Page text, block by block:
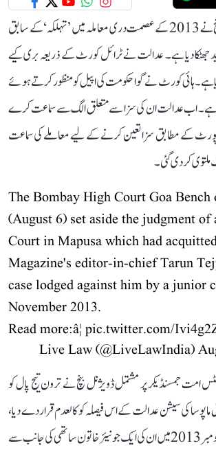
بامبے ہائی کورٹ کی گوا بنچ نے 2013 کے عصمت دری معاملہ میں ’تہلکہ‘ کے سابق
جھٹکا دیا ہے۔ عدالت نے ٹرائل کورٹ کے ذریعہ بری کیے
ہے۔ ہائی کورٹ نے گوا حکومت کی اپیل کو منظور کرتے ہوئے
ہے۔ اب عدالت ان کی سزا سے متعلق الگ سے سماعت کرے
رپورٹ کے مطابق سزا تعین کرنے کے لیے معاملے کی سماعت
The Bombay High Court Goa Bench
(August 6) set aside the judgment of
Court in Mapusa which had
Magazine's editor-in-chief Tarun
case lodged against him by a junior
November 2013.
Read more:â¦ pic.twitter.com/
امت جمسنڈیکر پر مشتمل ڈویژنل بنچ نے ترون تیج پال کو
کی سیشن عدالت کے اس فیصلہ کو کالعدم قرار دے دیا،
جس میں ترون تیج پال کو نومبر 2013 میں ان کی ایک جونیئر خاتون ساتھی کی جانب سے